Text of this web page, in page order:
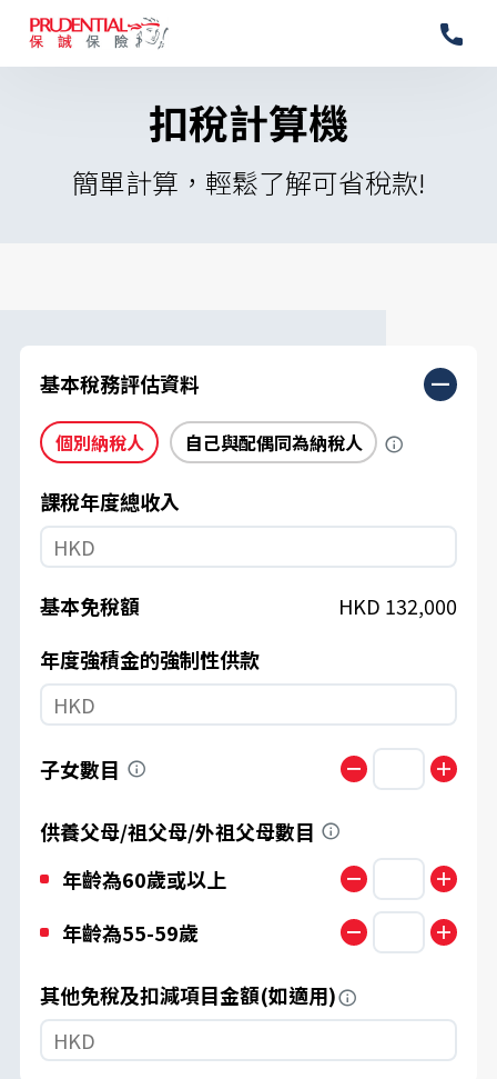
扣稅計算機
簡單計算，輕鬆了解可省稅款!
基本稅務評估資料
個別納稅人 自己與配偶同為納稅人
課稅年度總收入
基本免稅額 HKD 132,000
年度強積金的強制性供款
子女數目
供養父母/祖父母/外祖父母數目
年齡為60歲或以上
年齡為55-59歲
其他免稅及扣減項目金額(如適用)